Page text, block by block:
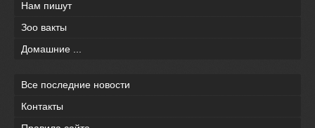
Нам пишут
Зоо вакты
Домашние ...
Все последние новости
Контакты